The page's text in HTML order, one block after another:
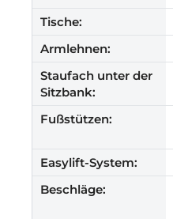
Tische:
Armlehnen:
Staufach unter der
Sitzbank:
Fußstützen:
Easylift-System:
Beschläge: